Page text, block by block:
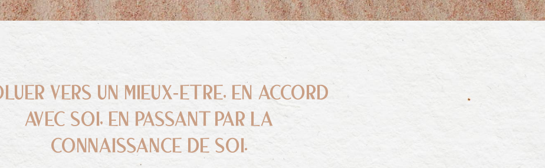
VERS UN MIEUX-ETRE, EN ACCORD
AVEC SOI, EN PASSANT PAR LA
CONNAISSANCE DE SOI.